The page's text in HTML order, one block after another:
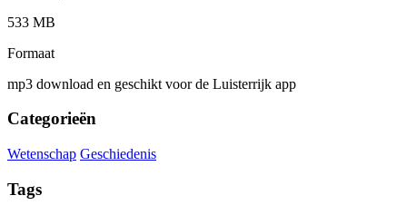
533 MB
Formaat
mp3 download en geschikt voor de Luisterrijk app
Categorieën
Wetenschap Geschiedenis
Tags